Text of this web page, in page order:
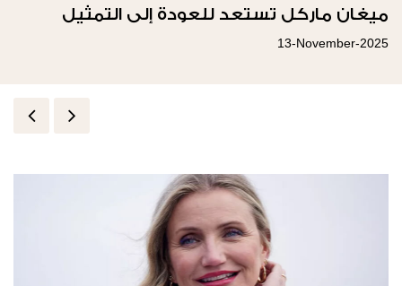
ميغان ماركل تستعد للعودة إلى التمثيل
13-November-2025